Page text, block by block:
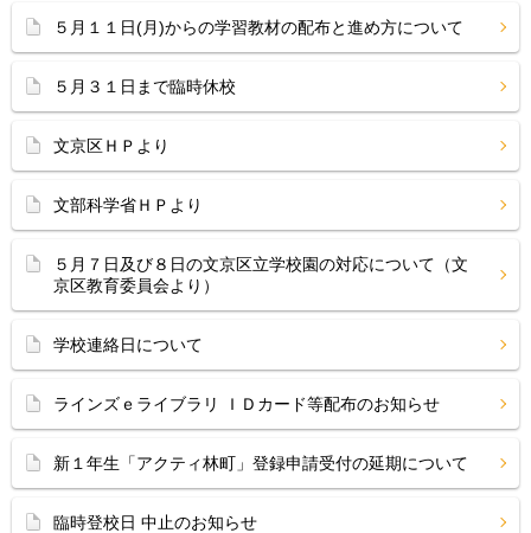
５月１１日(月)からの学習教材の配布と進め方について
５月３１日まで臨時休校
文京区ＨＰより
文部科学省ＨＰより
５月７日及び８日の文京区立学校園の対応について（文
京区教育委員会より）
学校連絡日について
ラインズｅライブラリ ＩＤカード等配布のお知らせ
新１年生「アクティ林町」登録申請受付の延期について
臨時登校日 中止のお知らせ